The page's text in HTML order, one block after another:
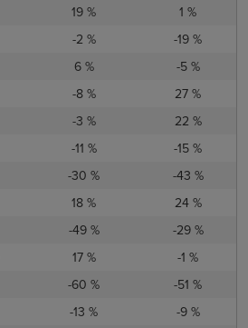
19 %
1 %
-2 %
-19 %
6 %
-5 %
-8 %
27 %
-3 %
22 %
-11 %
-15 %
-30 %
-43 %
18 %
24 %
-49 %
-29 %
17 %
-1 %
-60 %
-51 %
-13 %
-9 %